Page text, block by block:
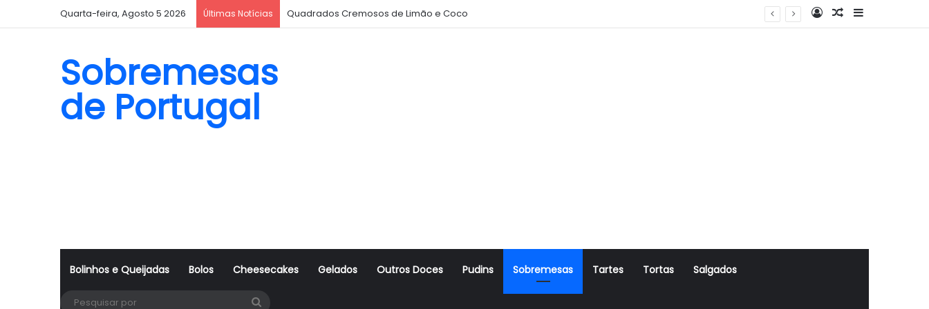
Quarta-feira, Agosto 5 2026 Últimas Notícias Quadrados Cremosos de Limão e Coco Log InArtigo Aleatório
Sidebar
Sobremesas
de Portugal
Bolinhos e Queijadas Bolos Cheesecakes Gelados Outros Doces Pudins Sobremesas Tartes Tortas Salgados